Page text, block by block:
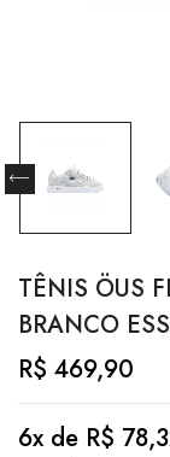
TÊNIS ÖUS
BRANCO
R$ 469,90
6x de R$